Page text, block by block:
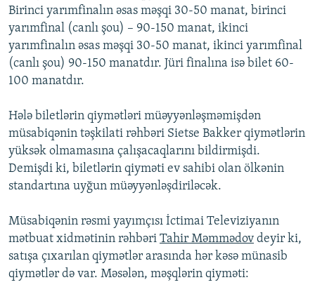
Birinci yarımfinalın əsas məşqi 30-50 manat, birinci
yarımfinal (canlı şou) – 90-150 manat, ikinci
yarımfinalın əsas məşqi 30-50 manat, ikinci yarımfinal
(canlı şou) 90-150 manatdır. Jüri finalına isə bilet 60-
100 manatdır.
Hələ biletlərin qiymətləri müəyyənləşməmişdən
müsabiqənin təşkilati rəhbəri Sietse Bakker qiymətlərin
yüksək olmamasına çalışacaqlarını bildirmişdi.
Demişdi ki, biletlərin qiyməti ev sahibi olan ölkənin
standartına uyğun müəyyənləşdiriləcək.
Müsabiqənin rəsmi yayımçısı İctimai Televiziyanın
mətbuat xidmətinin rəhbəri Tahir Məmmədov deyir ki,
satışa çıxarılan qiymətlər arasında hər kəsə münasib
qiymətlər də var. Məsələn, məşqlərin qiyməti: